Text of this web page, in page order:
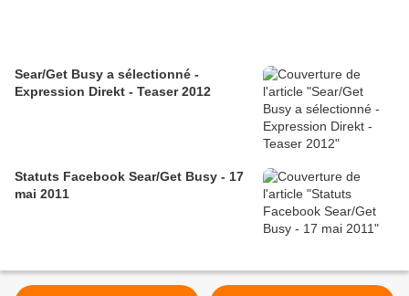
Sear/Get Busy a sélectionné -
Expression Direkt - Teaser 2012
Statuts Facebook Sear/Get Busy - 17
mai 2011